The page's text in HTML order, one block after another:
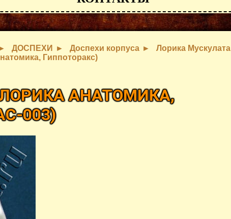
ДОСПЕХИ Доспехи корпуса
Лорика Мускулата
Гиппоторакс)
АНАТОМИКА,
003)